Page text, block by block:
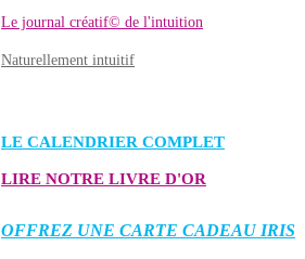
Le journal créatif© de l'intuition
Naturellement intuitif
LE CALENDRIER COMPLET
LIRE NOTRE LIVRE D'OR
OFFREZ UNE CARTE CADEAU IRIS